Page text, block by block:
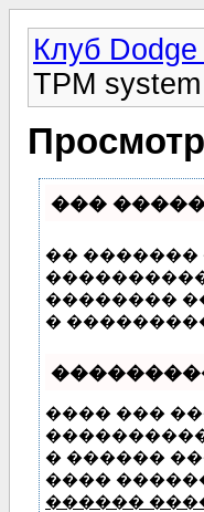
Клуб
TPM system
���
�� �������
��������
�
���� ���
� ������
����
������